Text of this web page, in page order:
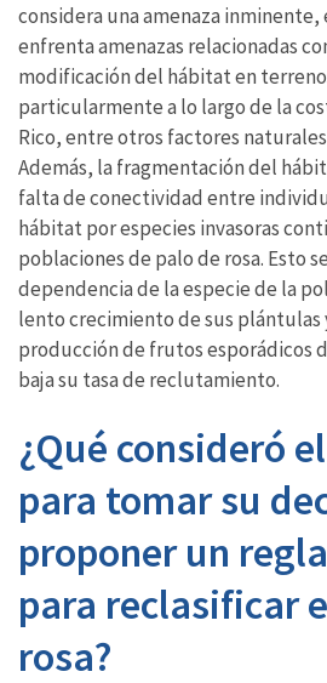
considera una amenaza
enfrenta amenazas relacionadas
modificación del hábitat en
particularmente a lo largo de la
Rico, entre otros factores
Además, la fragmentación del
falta de conectividad entre
hábitat por especies invasoras
poblaciones de palo de rosa. Esto
dependencia de la especie de la
lento crecimiento de sus plántulas
producción de frutos esporádicos
baja su tasa de reclutamiento.
¿Qué consideró
para tomar su
proponer un
para reclasificar
rosa?